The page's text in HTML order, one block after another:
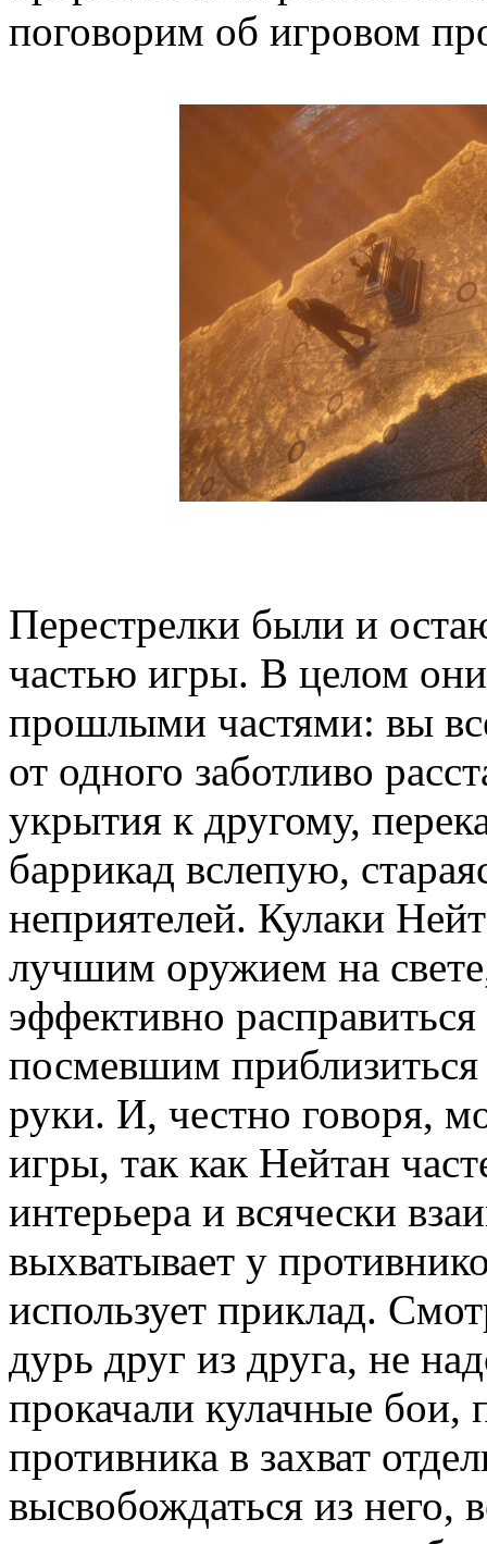
поговорим об игровом
Перестрелки были и
частью игры. В целом
прошлыми частями: вы
от одного заботливо
укрытия к другому,
баррикад вслепую,
неприятелей. Кулаки
лучшим оружием на
эффективно
посмевшим приблизиться
руки. И, честно говоря,
игры, так как Нейтан
интерьера и всячески
выхватывает у
использует приклад.
дурь друг из друга, не
прокачали кулачные бои,
противника в захват
высвобождаться из него,